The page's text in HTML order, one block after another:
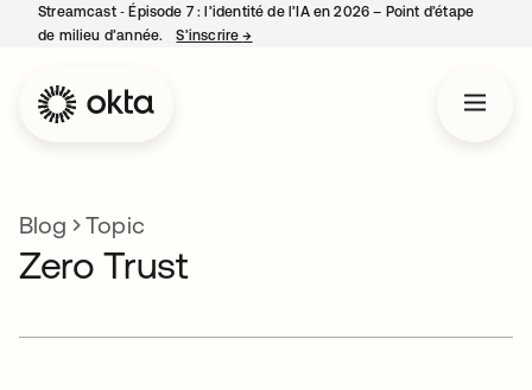
Streamcast ‑ Épisode 7 : l’identité de l’IA en 2026 – Point d’étape
de milieu d’année.
S’inscrire→
Blog Topic
Zero Trust